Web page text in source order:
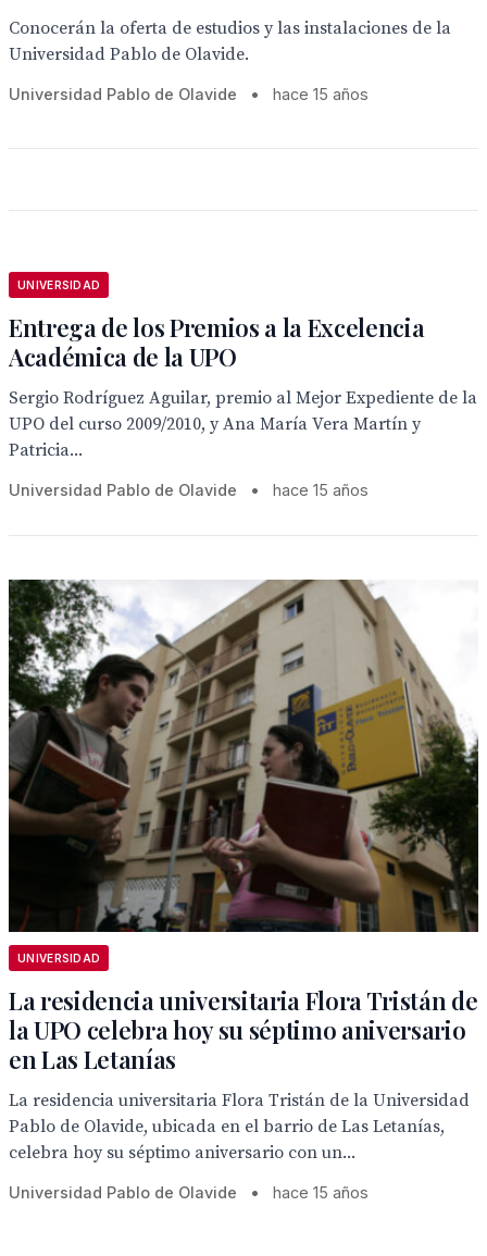
Conocerán la oferta de estudios y las instalaciones de la
Universidad Pablo de Olavide.
Universidad Pablo de Olavide • hace 15 años
UNIVERSIDAD
Entrega de los Premios a la Excelencia
Académica de la UPO
Sergio Rodríguez Aguilar, premio al Mejor Expediente de la
UPO del curso 2009/2010, y Ana María Vera Martín y
Patricia...
Universidad Pablo de Olavide • hace 15 años
UNIVERSIDAD
La residencia universitaria Flora Tristán de
la UPO celebra hoy su séptimo aniversario
en Las Letanías
La residencia universitaria Flora Tristán de la Universidad
Pablo de Olavide, ubicada en el barrio de Las Letanías,
celebra hoy su séptimo aniversario con un...
Universidad Pablo de Olavide • hace 15 años